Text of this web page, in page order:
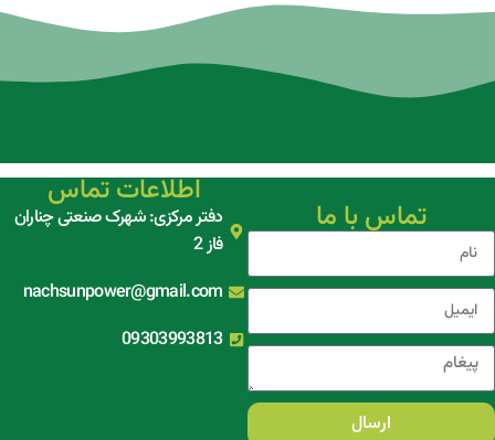
تماس با ما
ارسال
اطلاعات تماس
دفتر مرکزی: شهرک صنعتی چناران
فاز 2
nachsunpower@gmail.com
09303993813